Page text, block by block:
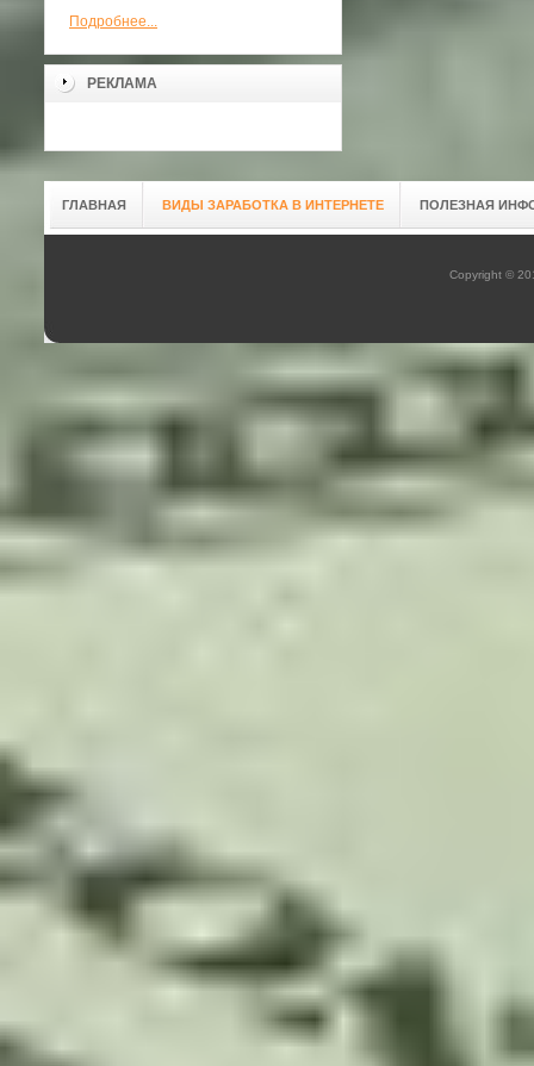
Подробнее...
РЕКЛАМА
ГЛАВНАЯ ВИДЫ ЗАРАБОТКА В ИНТЕРНЕТЕ ПОЛЕЗНАЯ
Copyright ©